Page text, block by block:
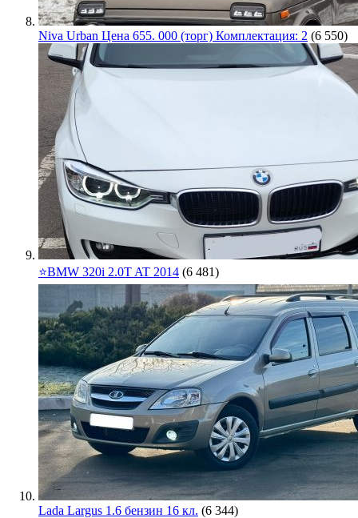
Niva Urban Цена 655. 000 (торг) Комплектация: 2 (6 550)
⭐️BMW 320i 2.0T AT 2014 (6 481)
Lada Largus 1.6 бензин 16 кл. (6 344)